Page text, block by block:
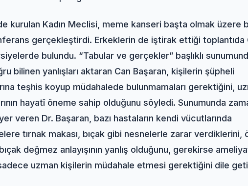
kurulan Kadın Meclisi, meme kanseri başta olmak üzere
gerçekleştirdi. Erkeklerin de iştirak ettiği toplantıda
bulundu. “Tabular ve gerçekler” başlıklı
bilinen yanlışları aktaran Can Başaran, kişilerin şüpheli
teşhis koyup müdahalede bulunmamaları gerektiğini,
hayatî öneme sahip olduğunu söyledi. Sunumunda
veren Dr. Başaran, bazı hastaların kendi vücutlarında
tırnak makası, bıçak gibi nesnelerle zarar verdiklerini,
değmez anlayışının yanlış olduğunu, gerekirse
uzman kişilerin müdahale etmesi gerektiğini dile